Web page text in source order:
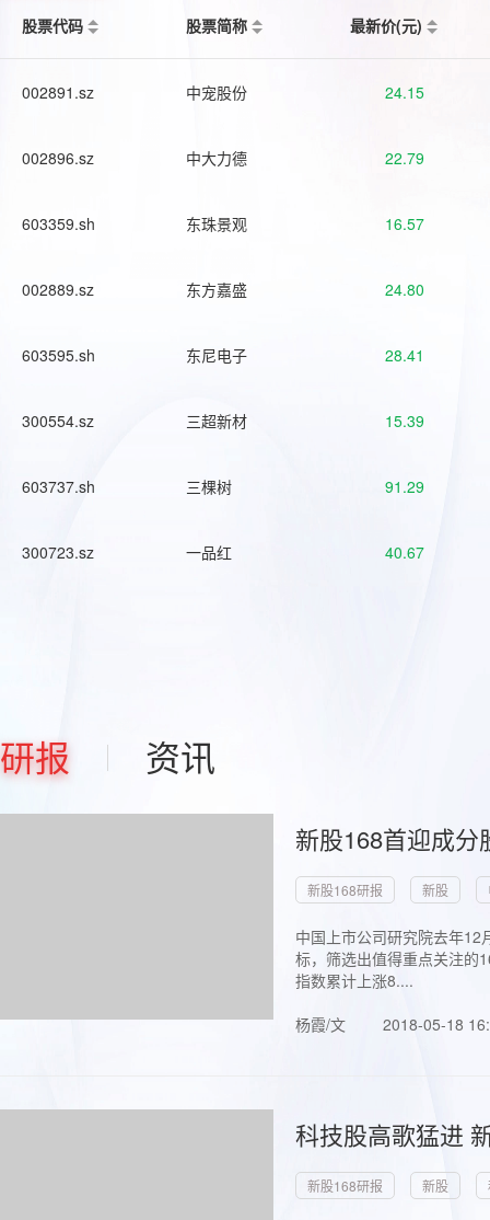
股票代码
股票简称 最新价(元)
002891.sz 中宠股份 24.15
002896.sz 中大力德 22.79
603359.sh 东珠景观 16.57
002889.sz 东方嘉盛 24.80
603595.sh 东尼电子 28.41
300554.sz 三超新材 15.39
603737.sh 三棵树 91.29
300723.sz 一品红 40.67
研报 资讯
新股168首迎成
新股168研报 新股
中国上市公司研究院去年
标，筛选出值得重点关注的
指数累计上涨8....
杨霞/文
2018-05-18
科技股高歌猛进
新股168研报 新股